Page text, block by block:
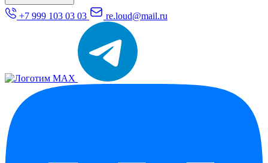
+7 999 103 03 03 re.loud@mail.ru